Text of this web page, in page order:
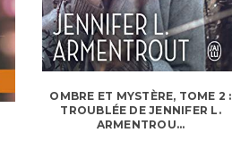
OMBRE ET MYSTÈRE, TOME 2 :
TROUBLÉE DE JENNIFER L.
ARMENTROU...